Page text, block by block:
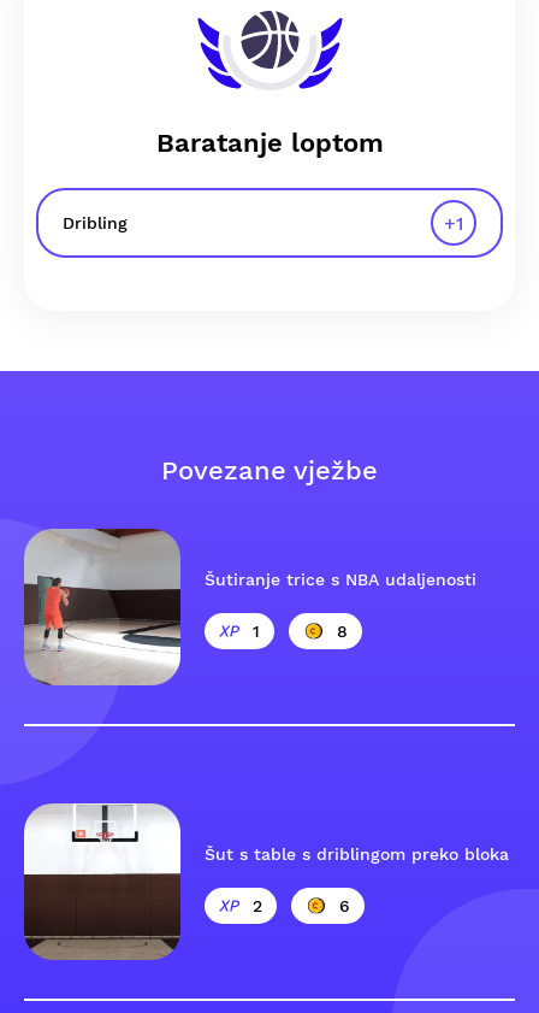
Baratanje loptom
Dribling +1
Povezane vježbe
Šutiranje trice s NBA udaljenosti
1 8
Šut s table s driblingom preko bloka
2 6